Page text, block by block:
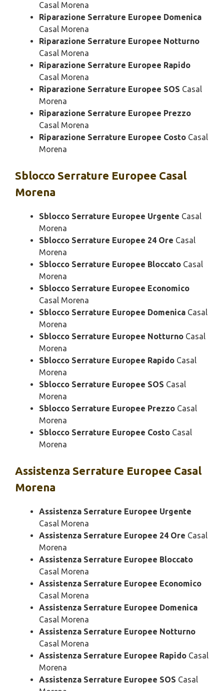
Casal Morena
Riparazione Serrature Europee Domenica
Casal Morena
Riparazione Serrature Europee Notturno
Casal Morena
Riparazione Serrature Europee Rapido
Casal Morena
Riparazione Serrature Europee SOS Casal
Morena
Riparazione Serrature Europee Prezzo
Casal Morena
Riparazione Serrature Europee Costo Casal
Morena
Sblocco Serrature Europee Casal
Morena
Sblocco Serrature Europee Urgente Casal
Morena
Sblocco Serrature Europee 24 Ore Casal
Morena
Sblocco Serrature Europee Bloccato Casal
Morena
Sblocco Serrature Europee Economico
Casal Morena
Sblocco Serrature Europee Domenica Casal
Morena
Sblocco Serrature Europee Notturno Casal
Morena
Sblocco Serrature Europee Rapido Casal
Morena
Sblocco Serrature Europee SOS Casal
Morena
Sblocco Serrature Europee Prezzo Casal
Morena
Sblocco Serrature Europee Costo Casal
Morena
Assistenza Serrature Europee Casal
Morena
Assistenza Serrature Europee Urgente
Casal Morena
Assistenza Serrature Europee 24 Ore Casal
Morena
Assistenza Serrature Europee Bloccato
Casal Morena
Assistenza Serrature Europee Economico
Casal Morena
Assistenza Serrature Europee Domenica
Casal Morena
Assistenza Serrature Europee Notturno
Casal Morena
Assistenza Serrature Europee Rapido Casal
Morena
Assistenza Serrature Europee SOS Casal